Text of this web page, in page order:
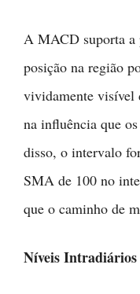
A MACD suporta a
posição na região
vividamente visível
na influência que
disso, o intervalo
SMA de 100 no
que o caminho de
Níveis